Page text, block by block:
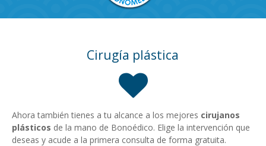
Cirugía plástica
Ahora también tienes a tu alcance a los mejores cirujanos
plásticos de la mano de Bonoédico. Elige la intervención que
deseas y acude a la primera consulta de forma gratuita.